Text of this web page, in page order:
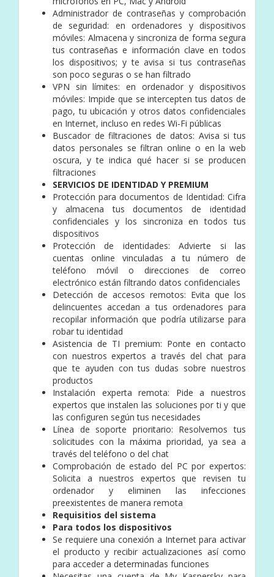
Administrador de contraseñas y comprobación
de seguridad: en ordenadores y dispositivos
móviles: Almacena y sincroniza de forma segura
tus contraseñas e información clave en todos
los dispositivos; y te avisa si tus contraseñas
son poco seguras o se han filtrado
VPN sin límites: en ordenador y dispositivos
móviles: Impide que se intercepten tus datos de
pago, tu ubicación y otros datos confidenciales
en Internet, incluso en redes Wi-Fi públicas
Buscador de filtraciones de datos: Avisa si tus
datos personales se filtran online o en la web
oscura, y te indica qué hacer si se producen
filtraciones
SERVICIOS DE IDENTIDAD Y PREMIUM
Protección para documentos de Identidad: Cifra
y almacena tus documentos de identidad
confidenciales y los sincroniza en todos tus
dispositivos
Protección de identidades: Advierte si las
cuentas online vinculadas a tu número de
teléfono móvil o direcciones de correo
electrónico están filtrando datos confidenciales
Detección de accesos remotos: Evita que los
delincuentes accedan a tus ordenadores para
recopilar información que podría utilizarse para
robar tu identidad
Asistencia de TI premium: Ponte en contacto
con nuestros expertos a través del chat para
que te ayuden con tus dudas sobre nuestros
productos
Instalación experta remota: Pide a nuestros
expertos que instalen las soluciones por ti y que
las configuren según tus necesidades
Línea de soporte prioritario: Resolvemos tus
solicitudes con la máxima prioridad, ya sea a
través del teléfono o del chat
Comprobación de estado del PC por expertos:
Solicita a nuestros expertos que revisen tu
ordenador y eliminen las infecciones
preexistentes de manera remota
Requisitios del sistema
Para todos los dispositivos
Se requiere una conexión a Internet para activar
el producto y recibir actualizaciones así como
para acceder a determinadas funciones